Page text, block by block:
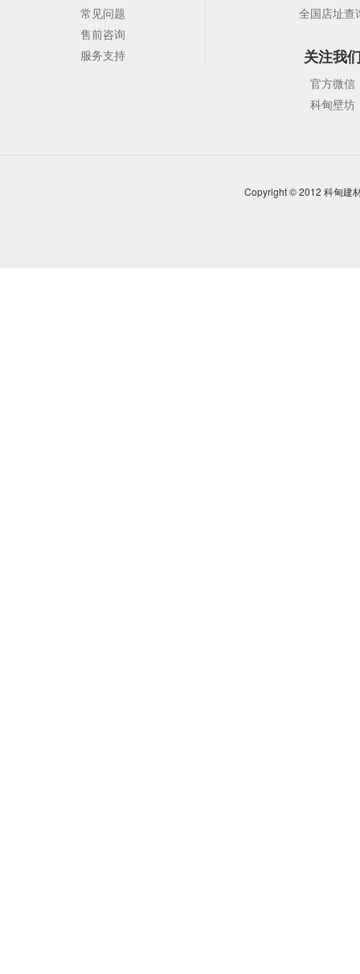
常见问题
售前咨询
服务支持
全国店址查
关注我
官方微信
科甸壁坊
Copyright © 2012 科甸